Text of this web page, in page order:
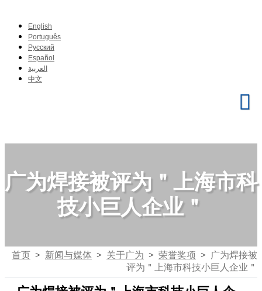
English
Português
Pусский
Español
العربية
中文
广为焊接被评为＂上海市科
技小巨人企业＂
首页 > 新闻与媒体 > 关于广为 > 荣誉奖项 > 广为焊接被
评为＂上海市科技小巨人企业＂